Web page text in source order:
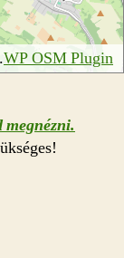
WP OSM Plugin
megnézni.